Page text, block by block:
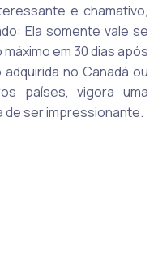
e chamativo,
Ela somente vale se
em 30 dias após
no Canadá ou
países, vigora uma
de ser impressionante.